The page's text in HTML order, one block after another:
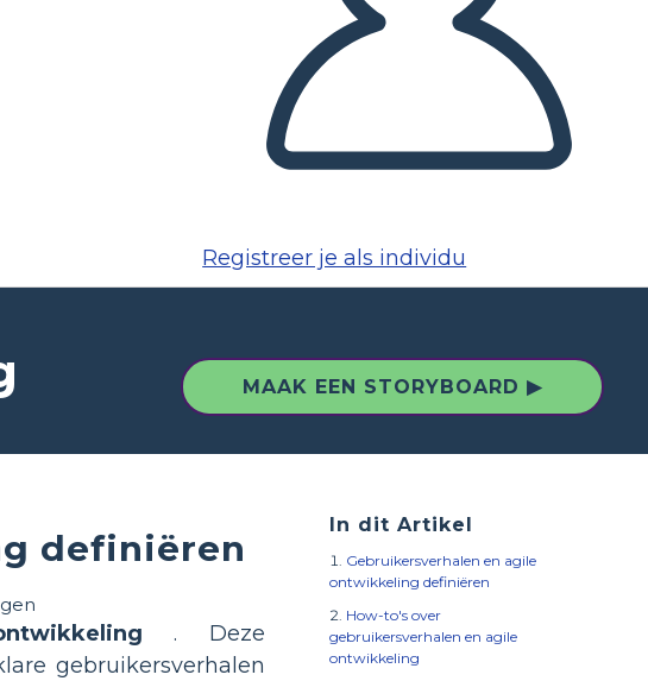
Registreer je als individu
MAAK EEN STORYBOARD ▶
In dit Artikel
Gebruikersverhalen en agile
ontwikkeling definiëren
How-to's over
gebruikersverhalen en agile
ontwikkeling
definiëren
. Deze
gebruikersverhalen